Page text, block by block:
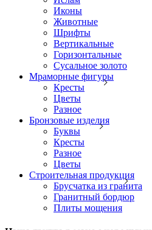
Иконы
Животные
Шрифты
Вертикальные
Горизонтальные
Сусальное золото
Мраморные фигуры
Кресты
Цветы
Разное
Бронзовые изделия
Буквы
Кресты
Разное
Цветы
Строительная продукция
Брусчатка из гранита
Гранитный бордюр
Плиты мощения